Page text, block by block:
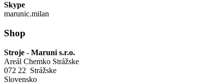
Skype
marunic.milan
Shop
Stroje - Maruni s.r.o.
Areál Chemko Strážske
072 22 Strážske
Slovensko